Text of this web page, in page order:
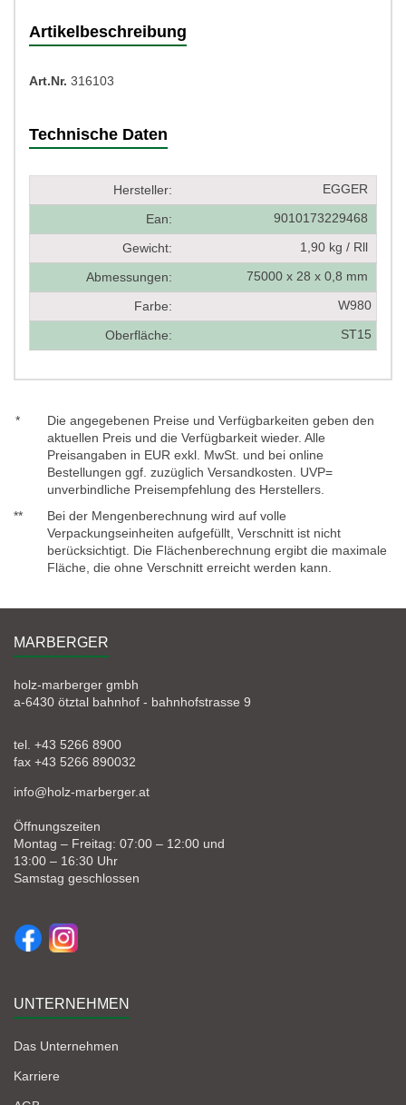
Artikelbeschreibung
Art.Nr. 316103
Technische Daten
Hersteller: EGGER
Ean: 9010173229468
Gewicht: 1,90 kg / Rll
Abmessungen: 75000 x 28 x 0,8 mm
Farbe: W980
Oberfläche: ST15
*
Die angegebenen Preise und Verfügbarkeiten geben den
aktuellen Preis und die Verfügbarkeit wieder. Alle
Preisangaben in EUR exkl. MwSt. und bei online
Bestellungen ggf. zuzüglich Versandkosten. UVP=
unverbindliche Preisempfehlung des Herstellers.
**
Bei der Mengenberechnung wird auf volle
Verpackungseinheiten aufgefüllt, Verschnitt ist nicht
berücksichtigt. Die Flächenberechnung ergibt die maximale
Fläche, die ohne Verschnitt erreicht werden kann.
MARBERGER
holz-marberger gmbh
a-6430 ötztal bahnhof - bahnhofstrasse 9
tel. +43 5266 8900
fax +43 5266 890032
info@holz-marberger.at
Öffnungszeiten
Montag – Freitag: 07:00 – 12:00 und
13:00 – 16:30 Uhr
Samstag geschlossen
UNTERNEHMEN
Das Unternehmen
Karriere